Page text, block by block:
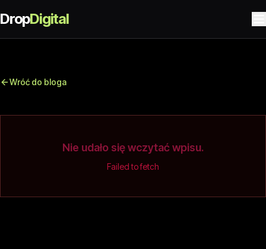
DropDigital
Wróć do bloga
Nie udało się wczytać wpisu.
Failed to fetch